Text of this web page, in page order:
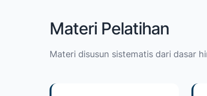
Materi Pelatihan
Materi disusun sistematis dari dasar